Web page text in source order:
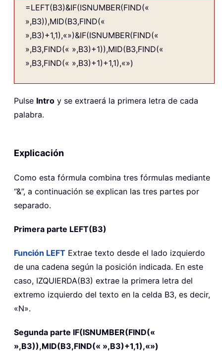
=LEFT(B3)&IF(ISNUMBER(FIND(«
»,B3)),MID(B3,FIND(«
»,B3)+1,1),«»)&IF(ISNUMBER(FIND(«
»,B3,FIND(« »,B3)+1)),MID(B3,FIND(«
»,B3,FIND(« »,B3)+1)+1,1),«»)
Pulse Intro y se extraerá la primera letra de cada
palabra.
Explicación
Como esta fórmula combina tres fórmulas mediante
“&”, a continuación se explican las tres partes por
separado.
Primera parte LEFT(B3)
Función LEFT Extrae texto desde el lado izquierdo
de una cadena según la posición indicada. En este
caso, IZQUIERDA(B3) extrae la primera letra del
extremo izquierdo del texto en la celda B3, es decir,
«N».
Segunda parte IF(ISNUMBER(FIND(«
»,B3)),MID(B3,FIND(« »,B3)+1,1),«»)